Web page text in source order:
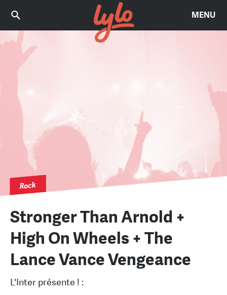
MENU
Rock
Stronger Than Arnold +
High On Wheels + The
Lance Vance Vengeance
L'Inter présente ! :